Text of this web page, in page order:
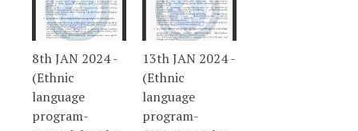
8th JAN 2024 -
(Ethnic
language
program-
13th JAN 2024 -
(Ethnic
language
program-